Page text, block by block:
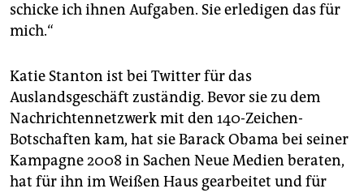
schicke ich ihnen Aufgaben. Sie erledigen das für
mich.“
Katie Stanton ist bei Twitter für das
Auslandsgeschäft zuständig. Bevor sie zu dem
Nachrichtennetzwerk mit den 140-Zeichen-
Botschaften kam, hat sie Barack Obama bei seiner
Kampagne 2008 in Sachen Neue Medien beraten,
hat für ihn im Weißen Haus gearbeitet und für